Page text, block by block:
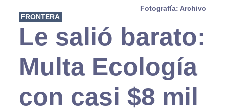
Fotografía: Archivo
FRONTERA
Le salió barato:
Multa Ecología
con casi $8 mil